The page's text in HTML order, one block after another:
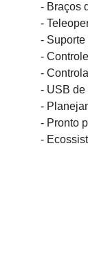
- Braços
-
- Suporte
-
-
- USB
-
- Pronto
-